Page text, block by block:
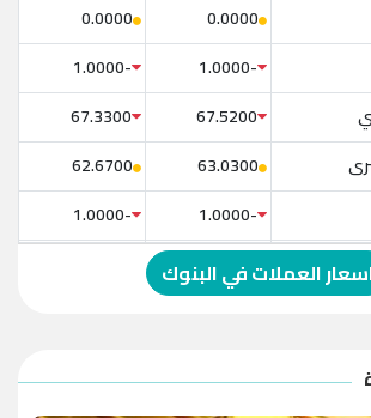
0.0000
0.0000
-1.0000
-1.0000
67.5200
67.3300
63.0300
62.6700
-1.0000
-1.0000
-1.0000
-1.0000
-1.0000
العملات في البنوك